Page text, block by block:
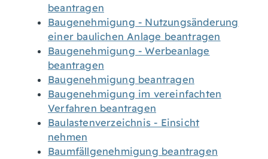
beantragen
Baugenehmigung - Nutzungsänderung
einer baulichen Anlage beantragen
Baugenehmigung - Werbeanlage
beantragen
Baugenehmigung beantragen
Baugenehmigung im vereinfachten
Verfahren beantragen
Baulastenverzeichnis - Einsicht
nehmen
Baumfällgenehmigung beantragen